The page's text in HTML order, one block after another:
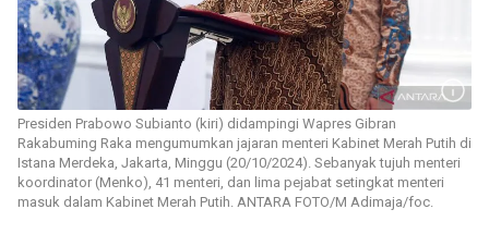
Presiden Prabowo Subianto (kiri) didampingi Wapres Gibran
Rakabuming Raka mengumumkan jajaran menteri Kabinet Merah Putih di
Istana Merdeka, Jakarta, Minggu (20/10/2024). Sebanyak tujuh menteri
koordinator (Menko), 41 menteri, dan lima pejabat setingkat menteri
masuk dalam Kabinet Merah Putih. ANTARA FOTO/M Adimaja/foc.